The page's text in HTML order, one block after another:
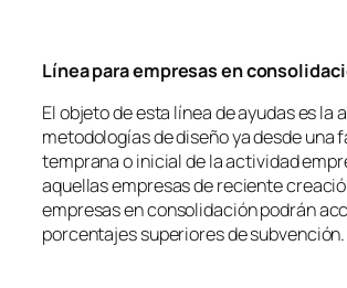
Línea para empresas en
El objeto de esta línea de ayudas es la
metodologías de diseño ya desde una
temprana o inicial de la actividad
aquellas empresas de reciente
empresas en consolidación podrán
porcentajes superiores de subvención.